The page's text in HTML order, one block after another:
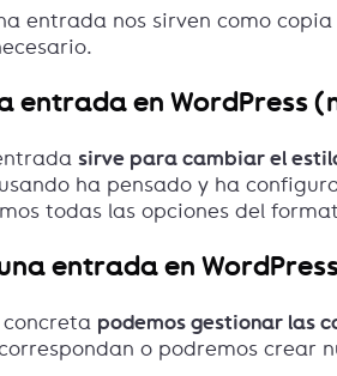
entrada nos sirven como
entrada en WordPress
sirve para cambiar el
ha pensado y ha
todas las opciones del
entrada en
concreta podemos gestionar las
o podremos crear